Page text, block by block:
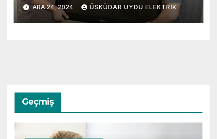
ARA 24, 2024 ÜSKÜDAR UYDU ELEKTRIK
Geçmiş